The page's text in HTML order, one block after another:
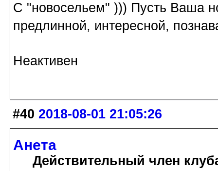
С "новосельем" ))) Пусть Ваша
предлинной, интересной,
Неактивен
#40 2018-08-01 21:05:26
Анета
Действительный член